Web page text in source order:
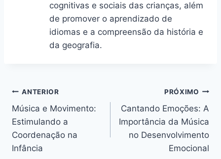
cognitivas e sociais das crianças, além
de promover o aprendizado de
idiomas e a compreensão da história e
da geografia.
Navegação
de
Post
ANTERIOR
Música e Movimento:
Estimulando a
Coordenação na
Infância
PRÓXIMO
Cantando Emoções: A
Importância da Música
no Desenvolvimento
Emocional